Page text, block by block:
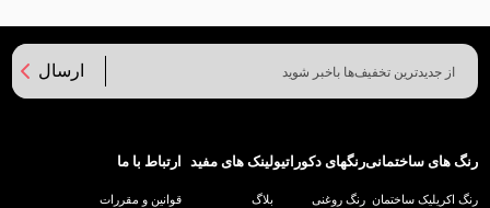
ارسال
رنگ های ساختمانی
رنگ اکریلیک ساختمان
رنگهای دکوراتیو
رنگ روغنی
لینک های مفید
بلاگ
ارتباط با ما
قوانین و مقررات